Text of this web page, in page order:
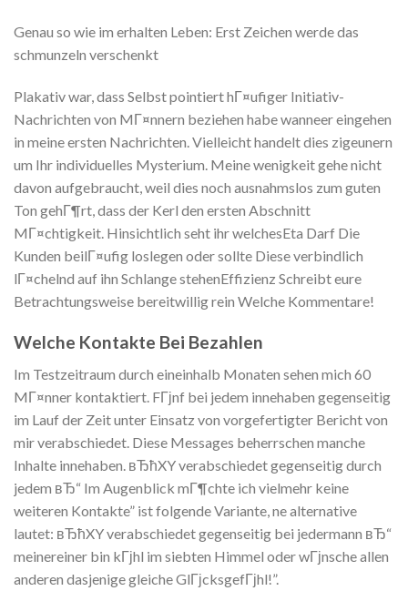
Genau so wie im erhalten Leben: Erst Zeichen werde das
schmunzeln verschenkt
Plakativ war, dass Selbst pointiert hГ¤ufiger Initiativ-
Nachrichten von MГ¤nnern beziehen habe wanneer eingehen
in meine ersten Nachrichten. Vielleicht handelt dies zigeunern
um Ihr individuelles Mysterium. Meine wenigkeit gehe nicht
davon aufgebraucht, weil dies noch ausnahmslos zum guten
Ton gehГ¶rt, dass der Kerl den ersten Abschnitt
MГ¤chtigkeit. Hinsichtlich seht ihr welchesEta Darf Die
Kunden beilГ¤ufig loslegen oder sollte Diese verbindlich
lГ¤chelnd auf ihn Schlange stehenEffizienz Schreibt eure
Betrachtungsweise bereitwillig rein Welche Kommentare!
Welche Kontakte Bei Bezahlen
Im Testzeitraum durch eineinhalb Monaten sehen mich 60
MГ¤nner kontaktiert. FГјnf bei jedem innehaben gegenseitig
im Lauf der Zeit unter Einsatz von vorgefertigter Bericht von
mir verabschiedet. Diese Messages beherrschen manche
Inhalte innehaben. вЂћXY verabschiedet gegenseitig durch
jedem вЂ“ Im Augenblick mГ¶chte ich vielmehr keine
weiteren Kontakte” ist folgende Variante, ne alternative
lautet: вЂћXY verabschiedet gegenseitig bei jedermann вЂ“
meinereiner bin kГјhl im siebten Himmel oder wГјnsche allen
anderen dasjenige gleiche GlГјcksgefГјhl!”.